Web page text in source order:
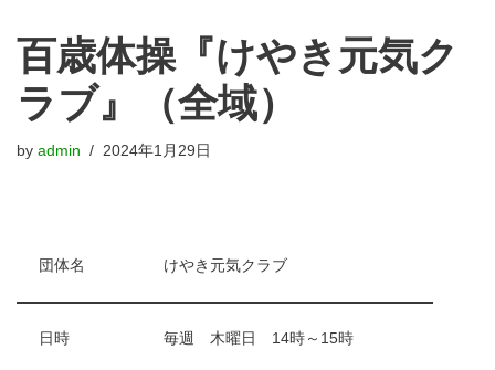
百歳体操『けやき元気ク
ラブ』（全域）
by admin 2024年1月29日
団体名 けやき元気クラブ
日時 毎週 木曜日 14時～15時